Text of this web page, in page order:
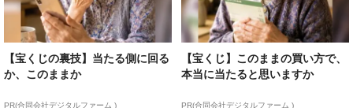
【宝くじの裏技】当たる側に回る
か、このままか
PR(合同会社デジタルファーム )
【宝くじ】このままの買い方で、
本当に当たると思いますか
PR(合同会社デジタルファーム )